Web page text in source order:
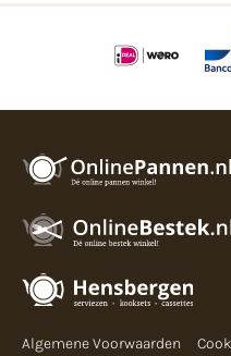
Algemene Voorwaarden